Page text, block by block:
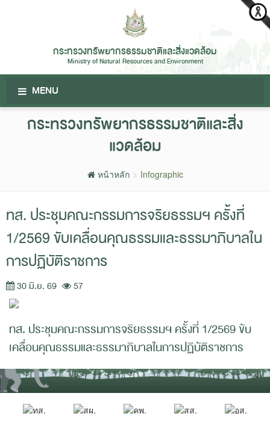
กระทรวงทรัพยากรธรรมชาติและสิ่งแวดล้อม
Ministry of Natural Resources and Environment
MENU
กระทรวงทรัพยากรธรรมชาติและสิ่ง
แวดล้อม
หน้าหลัก Infographic
ทส. ประชุมคณะกรรมการจริยธรรมฯ ครั้งที่
1/2569 ขับเคลื่อนคุณธรรมและธรรมาภิบาลใน
การปฏิบัติราชการ
30 มิ.ย. 69 57
ทส. ประชุมคณะกรรมการจริยธรรมฯ ครั้งที่ 1/2569 ขับ
เคลื่อนคุณธรรมและธรรมาภิบาลในการปฏิบัติราชการ